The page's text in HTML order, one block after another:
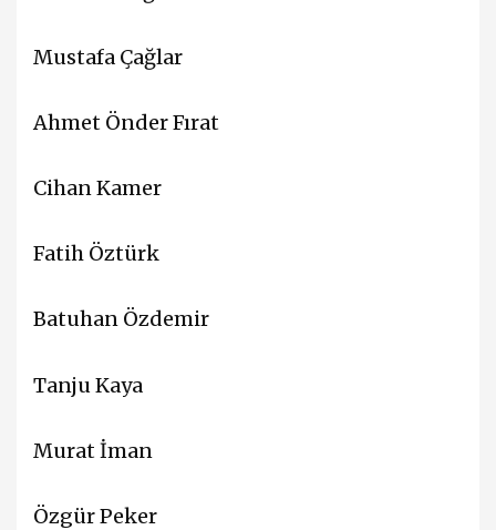
Mustafa Çağlar
Ahmet Önder Fırat
Cihan Kamer
Fatih Öztürk
Batuhan Özdemir
Tanju Kaya
Murat İman
Özgür Peker